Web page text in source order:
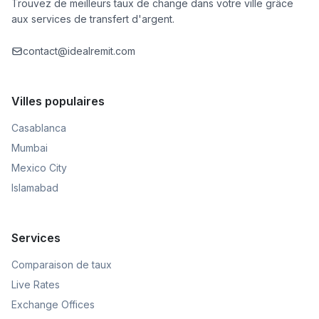
Trouvez de meilleurs taux de change dans votre ville grâce
aux services de transfert d'argent.
contact@idealremit.com
Villes populaires
Casablanca
Mumbai
Mexico City
Islamabad
Services
Comparaison de taux
Live Rates
Exchange Offices